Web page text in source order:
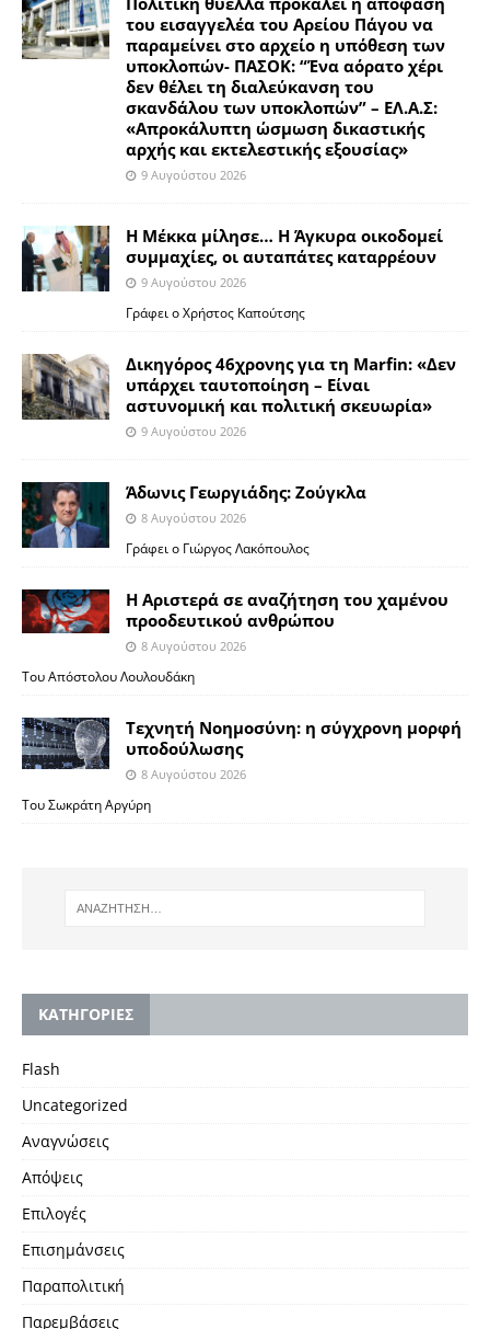
του εισαγγελέα του Αρείου Πάγου να
παραμείνει στο αρχείο η υπόθεση των
υποκλοπών- ΠΑΣΟΚ: “Ένα αόρατο χέρι
δεν θέλει τη διαλεύκανση του
σκανδάλου των υποκλοπών” – ΕΛ.Α.Σ:
«Απροκάλυπτη ώσμωση δικαστικής
αρχής και εκτελεστικής εξουσίας»
9 Αυγούστου 2026
Η Μέκκα μίλησε… Η Άγκυρα οικοδομεί
συμμαχίες, οι αυταπάτες καταρρέουν
9 Αυγούστου 2026
Γράφει ο Χρήστος Καπούτσης
Δικηγόρος 46χρονης για τη Marfin: «Δεν
υπάρχει ταυτοποίηση – Είναι
αστυνομική και πολιτική σκευωρία»
9 Αυγούστου 2026
Άδωνις Γεωργιάδης: Ζούγκλα
8 Αυγούστου 2026
Γράφει ο Γιώργος Λακόπουλος
Η Αριστερά σε αναζήτηση του χαμένου
προοδευτικού ανθρώπου
8 Αυγούστου 2026
Του Απόστολου Λουλουδάκη
Τεχνητή Νοημοσύνη: η σύγχρονη μορφή
υποδούλωσης
8 Αυγούστου 2026
Του Σωκράτη Αργύρη
KΑΤΗΓΟΡΙΕΣ
Flash
Uncategorized
Αναγνώσεις
Απόψεις
Επιλογές
Επισημάνσεις
Παραπολιτική
Παρεμβάσεις